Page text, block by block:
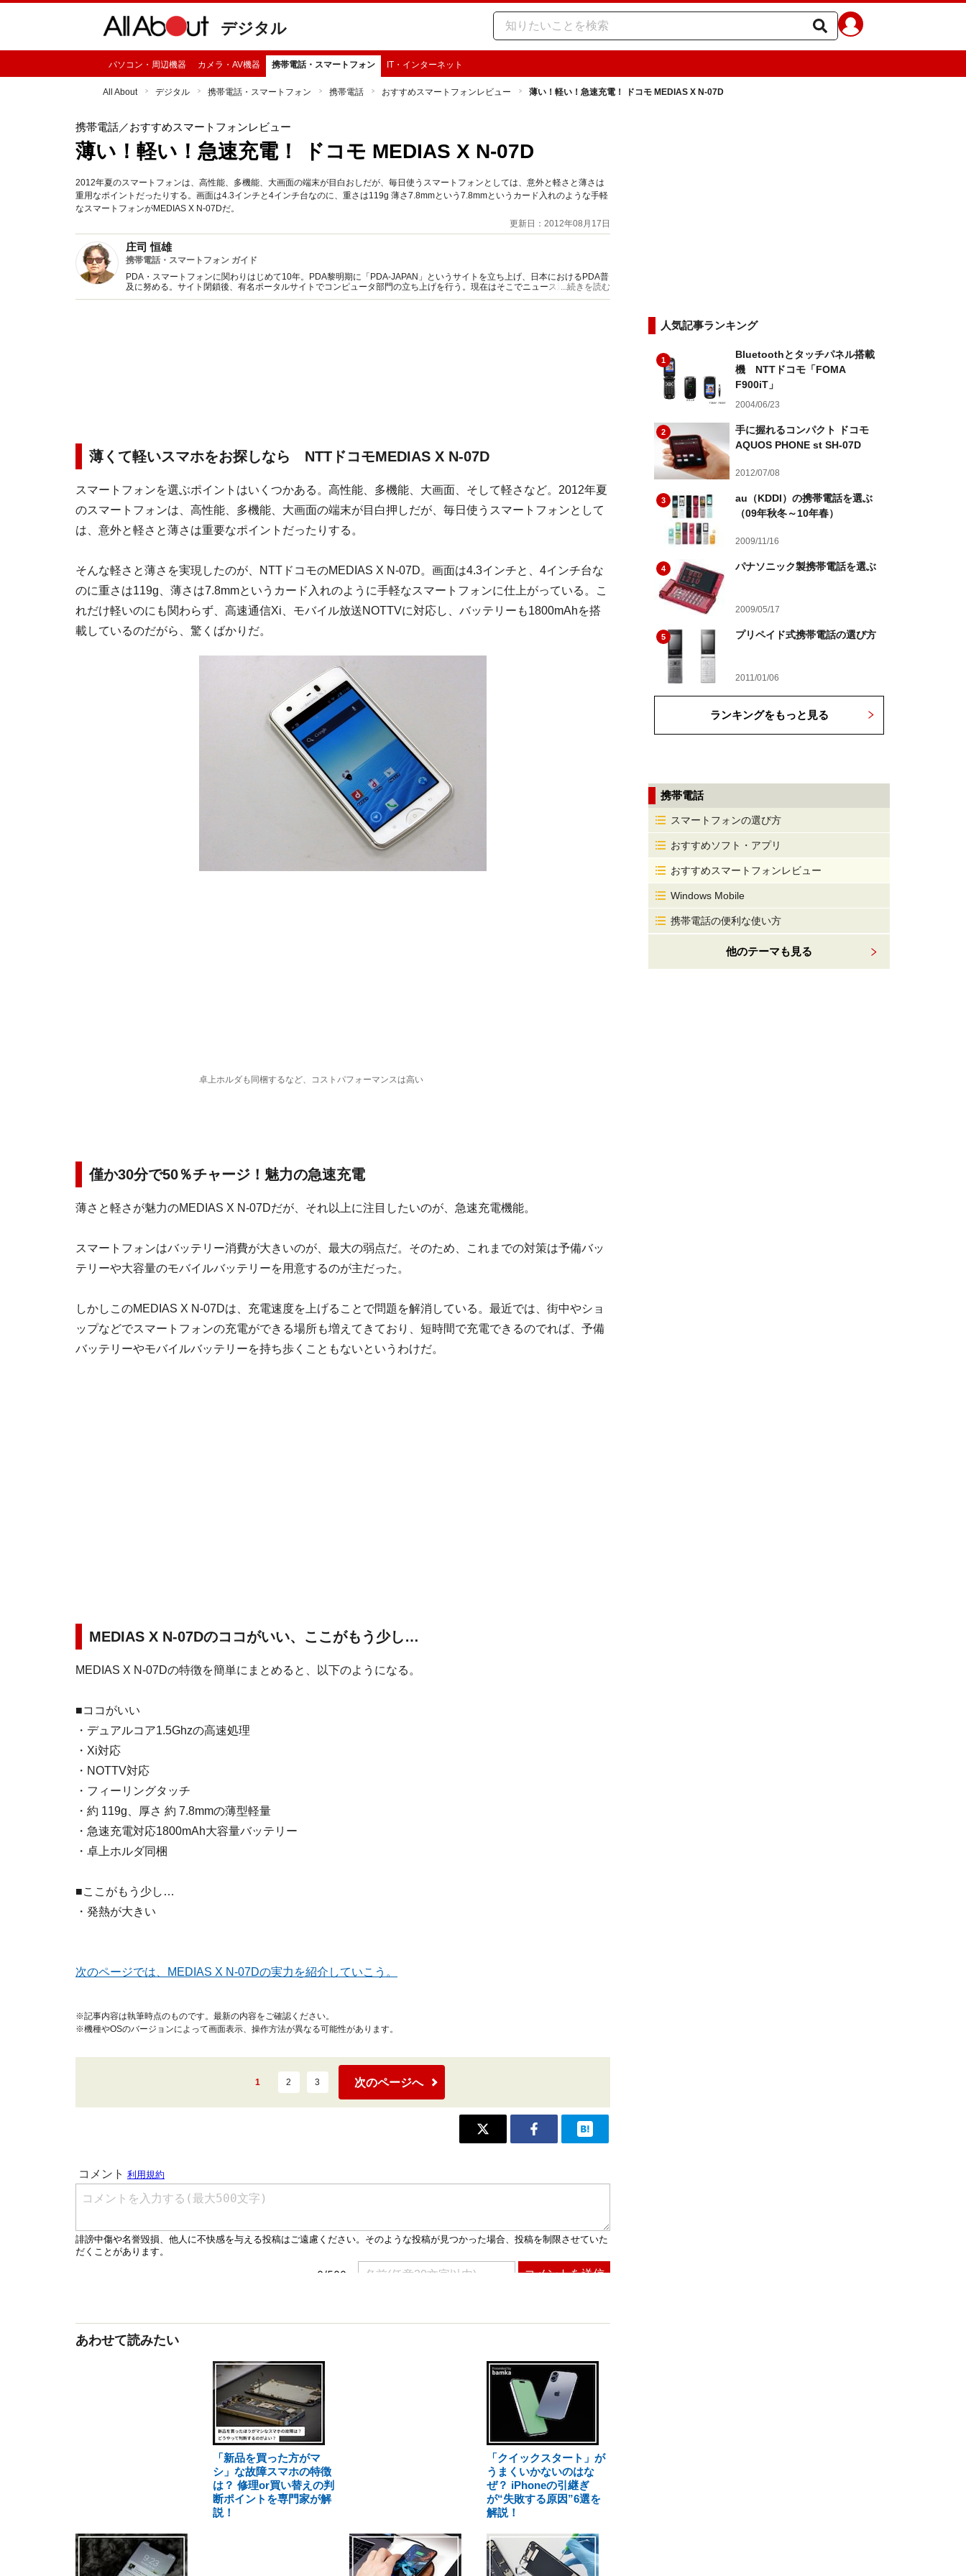
デジタル
パソコン・周辺機器 カメラ・AV機器 携帯電話・スマートフォン IT・インターネット
All About デジタル 携帯電話・スマートフォン 携帯電話 おすすめスマートフォンレビュー 薄い！軽い！急速充電！ ドコモ MEDIAS X N-07D
携帯電話／おすすめスマートフォンレビュー
薄い！軽い！急速充電！ ドコモ MEDIAS X N-07D
2012年夏のスマートフォンは、高性能、多機能、大画面の端末が目白おしだが、毎日使うスマートフォンとしては、意外と軽さと薄さは
重用なポイントだったりする。画面は4.3インチと4インチ台なのに、重さは119g 薄さ7.8mmという7.8mmというカード入れのような手軽
なスマートフォンがMEDIAS X N-07Dだ。
更新日：2012年08月17日
庄司 恒雄
携帯電話・スマートフォン ガイド
PDA・スマートフォンに関わりはじめて10年。PDA黎明期に「PDA-JAPAN」というサイトを立ち上げ、日本におけるPDA普
及に努める。サイト閉鎖後、有名ポータルサイトでコンピュータ部門の立ち上げを行う。現在はそこでニュース運用、記事企
画、記事執筆活動を担当。
...続きを読む
薄くて軽いスマホをお探しなら NTTドコモMEDIAS X N-07D
スマートフォンを選ぶポイントはいくつかある。高性能、多機能、大画面、そして軽さなど。2012年夏
のスマートフォンは、高性能、多機能、大画面の端末が目白押しだが、毎日使うスマートフォンとして
は、意外と軽さと薄さは重要なポイントだったりする。
そんな軽さと薄さを実現したのが、NTTドコモのMEDIAS X N-07D。画面は4.3インチと、4インチ台な
のに重さは119g、薄さは7.8mmというカード入れのように手軽なスマートフォンに仕上がっている。こ
れだけ軽いのにも関わらず、高速通信Xi、モバイル放送NOTTVに対応し、バッテリーも1800mAhを搭
載しているのだがら、驚くばかりだ。
卓上ホルダも同梱するなど、コストパフォーマンスは高い
僅か30分で50％チャージ！魅力の急速充電
薄さと軽さが魅力のMEDIAS X N-07Dだが、それ以上に注目したいのが、急速充電機能。
スマートフォンはバッテリー消費が大きいのが、最大の弱点だ。そのため、これまでの対策は予備バッ
テリーや大容量のモバイルバッテリーを用意するのが主だった。
しかしこのMEDIAS X N-07Dは、充電速度を上げることで問題を解消している。最近では、街中やショ
ップなどでスマートフォンの充電ができる場所も増えてきており、短時間で充電できるのでれば、予備
バッテリーやモバイルバッテリーを持ち歩くこともないというわけだ。
MEDIAS X N-07Dのココがいい、ここがもう少し…
MEDIAS X N-07Dの特徴を簡単にまとめると、以下のようになる。
■ココがいい
・デュアルコア1.5Ghzの高速処理
・Xi対応
・NOTTV対応
・フィーリングタッチ
・約 119g、厚さ 約 7.8mmの薄型軽量
・急速充電対応1800mAh大容量バッテリー
・卓上ホルダ同梱
■ここがもう少し…
・発熱が大きい
次のページでは、MEDIAS X N-07Dの実力を紹介していこう。
※記事内容は執筆時点のものです。最新の内容をご確認ください。
※機種やOSのバージョンによって画面表示、操作方法が異なる可能性があります。
1 2 3 次のページへ
あわせて読みたい
「新品を買った方がマ
シ」な故障スマホの特徴
は？ 修理or買い替えの判
断ポイントを専門家が解
説！
「クイックスタート」が
うまくいかないのはな
ぜ？ iPhoneの引継ぎ
が“失敗する原因”6選を
解説！
人気記事ランキング
1
Bluetoothとタッチパネル搭載
機 NTTドコモ「FOMA
F900iT」
2004/06/23
2
手に握れるコンパクト ドコモ
AQUOS PHONE st SH-07D
2012/07/08
3
au（KDDI）の携帯電話を選ぶ
（09年秋冬～10年春）
2009/11/16
4 パナソニック製携帯電話を選ぶ
2009/05/17
5 プリペイド式携帯電話の選び方
2011/01/06
ランキングをもっと見る
携帯電話
スマートフォンの選び方
おすすめソフト・アプリ
おすすめスマートフォンレビュー
Windows Mobile
携帯電話の便利な使い方
他のテーマも見る